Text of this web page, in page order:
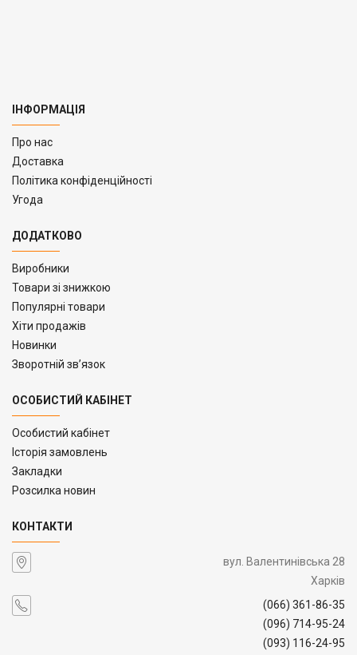
ІНФОРМАЦІЯ
Про нас
Доставка
Політика конфіденційності
Угода
ДОДАТКОВО
Виробники
Товари зі знижкою
Популярні товари
Хіти продажів
Новинки
Зворотній зв’язок
ОСОБИСТИЙ КАБІНЕТ
Особистий кабінет
Історія замовлень
Закладки
Розсилка новин
КОНТАКТИ
вул. Валентинівська 28
Харків
(066) 361-86-35
(096) 714-95-24
(093) 116-24-95